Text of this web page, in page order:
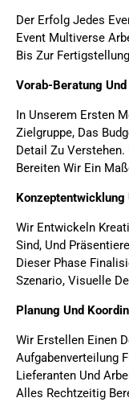
Der Erfolg Jedes
Event Multiverse
Bis Zur
Vorab-Beratung
In Unserem Ersten
Zielgruppe, Das
Detail Zu
Bereiten Wir Ein
Konzeptentwicklung
Wir Entwickeln
Sind, Und
Dieser Phase
Szenario, Visuelle
Planung Und
Wir Erstellen Einen
Aufgabenverteilung
Lieferanten Und
Alles Rechtzeitig